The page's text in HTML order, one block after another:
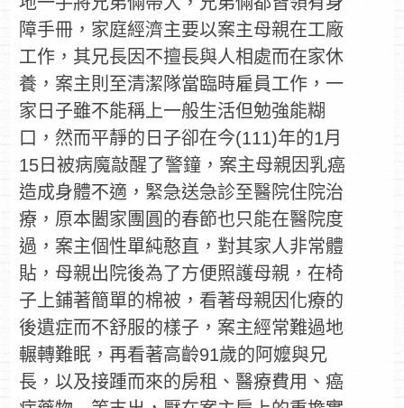
障手冊，家庭經濟主要以案主母親在工廠
工作，其兄長因不擅長與人相處而在家休
養，案主則至清潔隊當臨時雇員工作，一
家日子雖不能稱上一般生活但勉強能糊
口，然而平靜的日子卻在今(111)年的1月
15日被病魔敲醒了警鐘，案主母親因乳癌
造成身體不適，緊急送急診至醫院住院治
療，原本闔家團圓的春節也只能在醫院度
過，案主個性單純憨直，對其家人非常體
貼，母親出院後為了方便照護母親，在椅
子上鋪著簡單的棉被，看著母親因化療的
後遺症而不舒服的樣子，案主經常難過地
輾轉難眠，再看著高齡91歲的阿嬤與兄
長，以及接踵而來的房租、醫療費用、癌